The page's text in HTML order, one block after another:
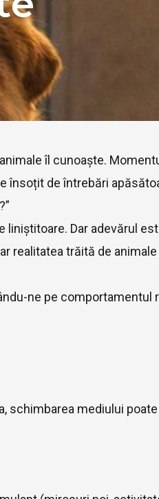
îl cunoaște.
de întrebări
Dar adevărul
realitatea trăită de
ne pe comportamentul
schimbarea mediului